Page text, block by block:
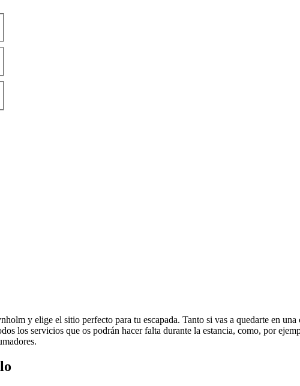
y elige el sitio perfecto para tu escapada. Tanto si vas a quedarte en
los servicios que os podrán hacer falta durante la estancia, como, por